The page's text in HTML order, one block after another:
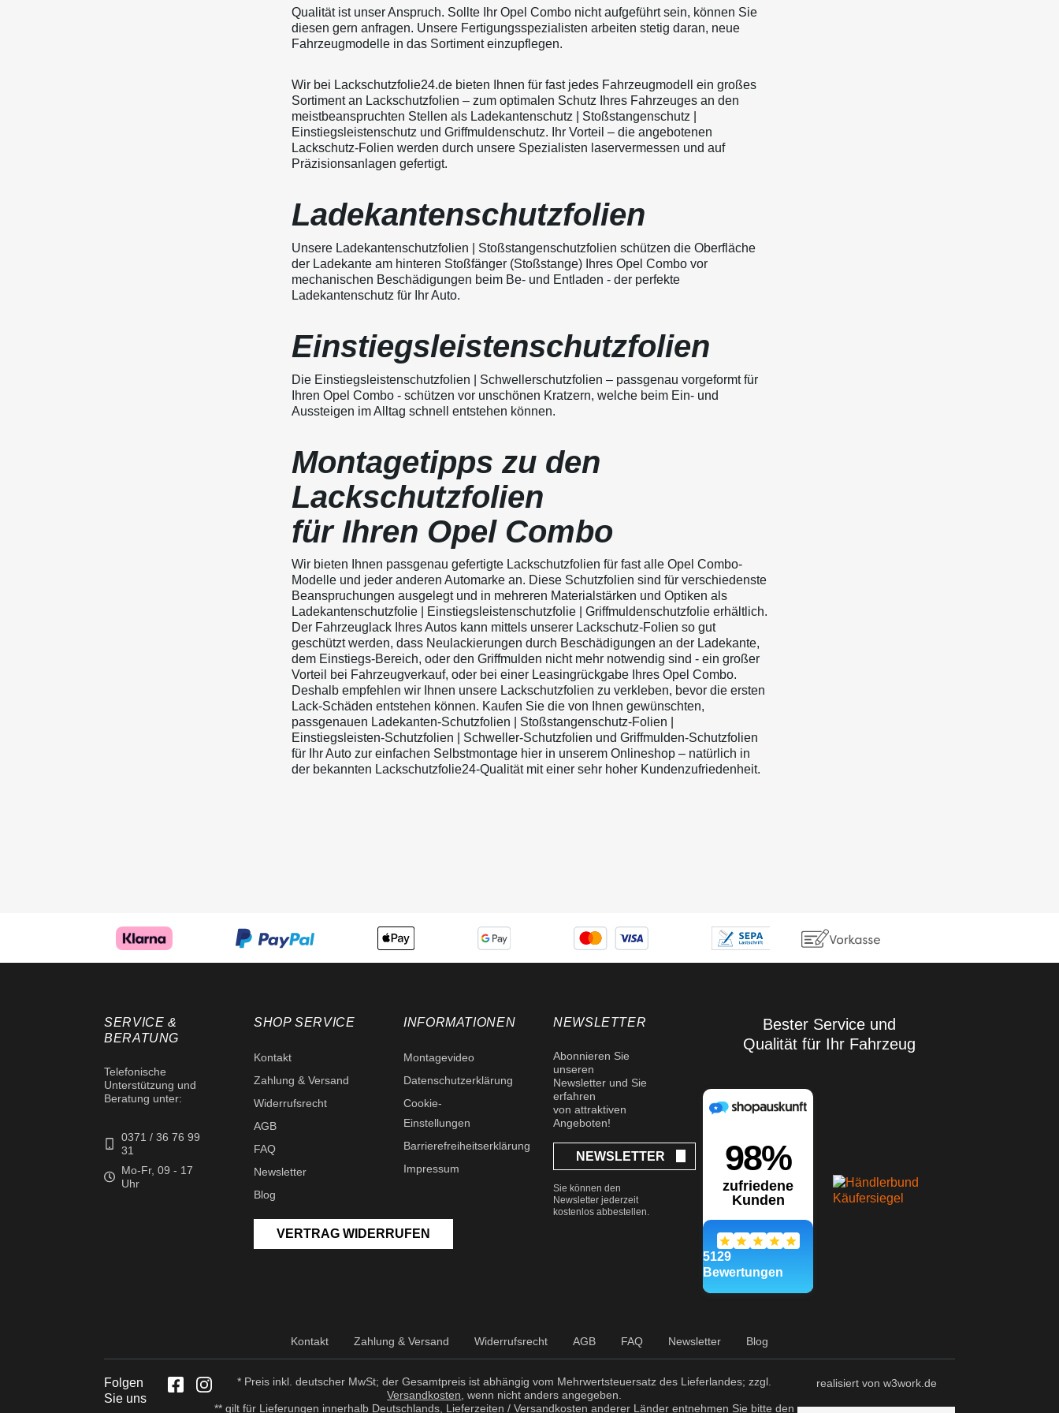
Qualität ist unser Anspruch. Sollte Ihr Opel Combo nicht aufgeführt sein, können Sie
diesen gern anfragen. Unsere Fertigungsspezialisten arbeiten stetig daran, neue
Fahrzeugmodelle in das Sortiment einzupflegen.
Wir bei Lackschutzfolie24.de bieten Ihnen für fast jedes Fahrzeugmodell ein großes
Sortiment an Lackschutzfolien – zum optimalen Schutz Ihres Fahrzeuges an den
meistbeanspruchten Stellen als Ladekantenschutz | Stoßstangenschutz |
Einstiegsleistenschutz und Griffmuldenschutz. Ihr Vorteil – die angebotenen
Lackschutz-Folien werden durch unsere Spezialisten laservermessen und auf
Präzisionsanlagen gefertigt.
Ladekantenschutzfolien
Unsere Ladekantenschutzfolien | Stoßstangenschutzfolien schützen die Oberfläche
der Ladekante am hinteren Stoßfänger (Stoßstange) Ihres Opel Combo vor
mechanischen Beschädigungen beim Be- und Entladen - der perfekte
Ladekantenschutz für Ihr Auto.
Einstiegsleistenschutzfolien
Die Einstiegsleistenschutzfolien | Schwellerschutzfolien – passgenau vorgeformt für
Ihren Opel Combo - schützen vor unschönen Kratzern, welche beim Ein- und
Aussteigen im Alltag schnell entstehen können.
Montagetipps zu den
Lackschutzfolien
für Ihren Opel Combo
Wir bieten Ihnen passgenau gefertigte Lackschutzfolien für fast alle Opel Combo-
Modelle und jeder anderen Automarke an. Diese Schutzfolien sind für verschiedenste
Beanspruchungen ausgelegt und in mehreren Materialstärken und Optiken als
Ladekantenschutzfolie | Einstiegsleistenschutzfolie | Griffmuldenschutzfolie erhältlich.
Der Fahrzeuglack Ihres Autos kann mittels unserer Lackschutz-Folien so gut
geschützt werden, dass Neulackierungen durch Beschädigungen an der Ladekante,
dem Einstiegs-Bereich, oder den Griffmulden nicht mehr notwendig sind - ein großer
Vorteil bei Fahrzeugverkauf, oder bei einer Leasingrückgabe Ihres Opel Combo.
Deshalb empfehlen wir Ihnen unsere Lackschutzfolien zu verkleben, bevor die ersten
Lack-Schäden entstehen können. Kaufen Sie die von Ihnen gewünschten,
passgenauen Ladekanten-Schutzfolien | Stoßstangenschutz-Folien |
Einstiegsleisten-Schutzfolien | Schweller-Schutzfolien und Griffmulden-Schutzfolien
für Ihr Auto zur einfachen Selbstmontage hier in unserem Onlineshop – natürlich in
der bekannten Lackschutzfolie24-Qualität mit einer sehr hoher Kundenzufriedenheit.
Bester Service und
Qualität für Ihr Fahrzeug
SERVICE &
BERATUNG
Telefonische
Unterstützung und
Beratung unter:
0371 / 36 76 99
31
Mo-Fr, 09 - 17
Uhr
SHOP SERVICE
Kontakt
Zahlung & Versand
Widerrufsrecht
AGB
FAQ
Newsletter
Blog
VERTRAG WIDERRUFEN
INFORMATIONEN
Montagevideo
Datenschutzerklärung
Cookie-
Einstellungen
Barrierefreiheitserklärung
Impressum
NEWSLETTER
Abonnieren Sie
unseren
Newsletter und Sie
erfahren
von attraktiven
Angeboten!
NEWSLETTER
Sie können den
Newsletter jederzeit
kostenlos abbestellen.
Kontakt Zahlung & Versand Widerrufsrecht AGB FAQ Newsletter Blog
Folgen
Sie uns
* Preis inkl. deutscher MwSt; der Gesamtpreis ist abhängig vom Mehrwertsteuersatz des Lieferlandes; zzgl.
Versandkosten , wenn nicht anders angegeben.
** gilt für Lieferungen innerhalb Deutschlands, Lieferzeiten / Versandkosten anderer Länder entnehmen Sie bitte den
realisiert von w3work.de